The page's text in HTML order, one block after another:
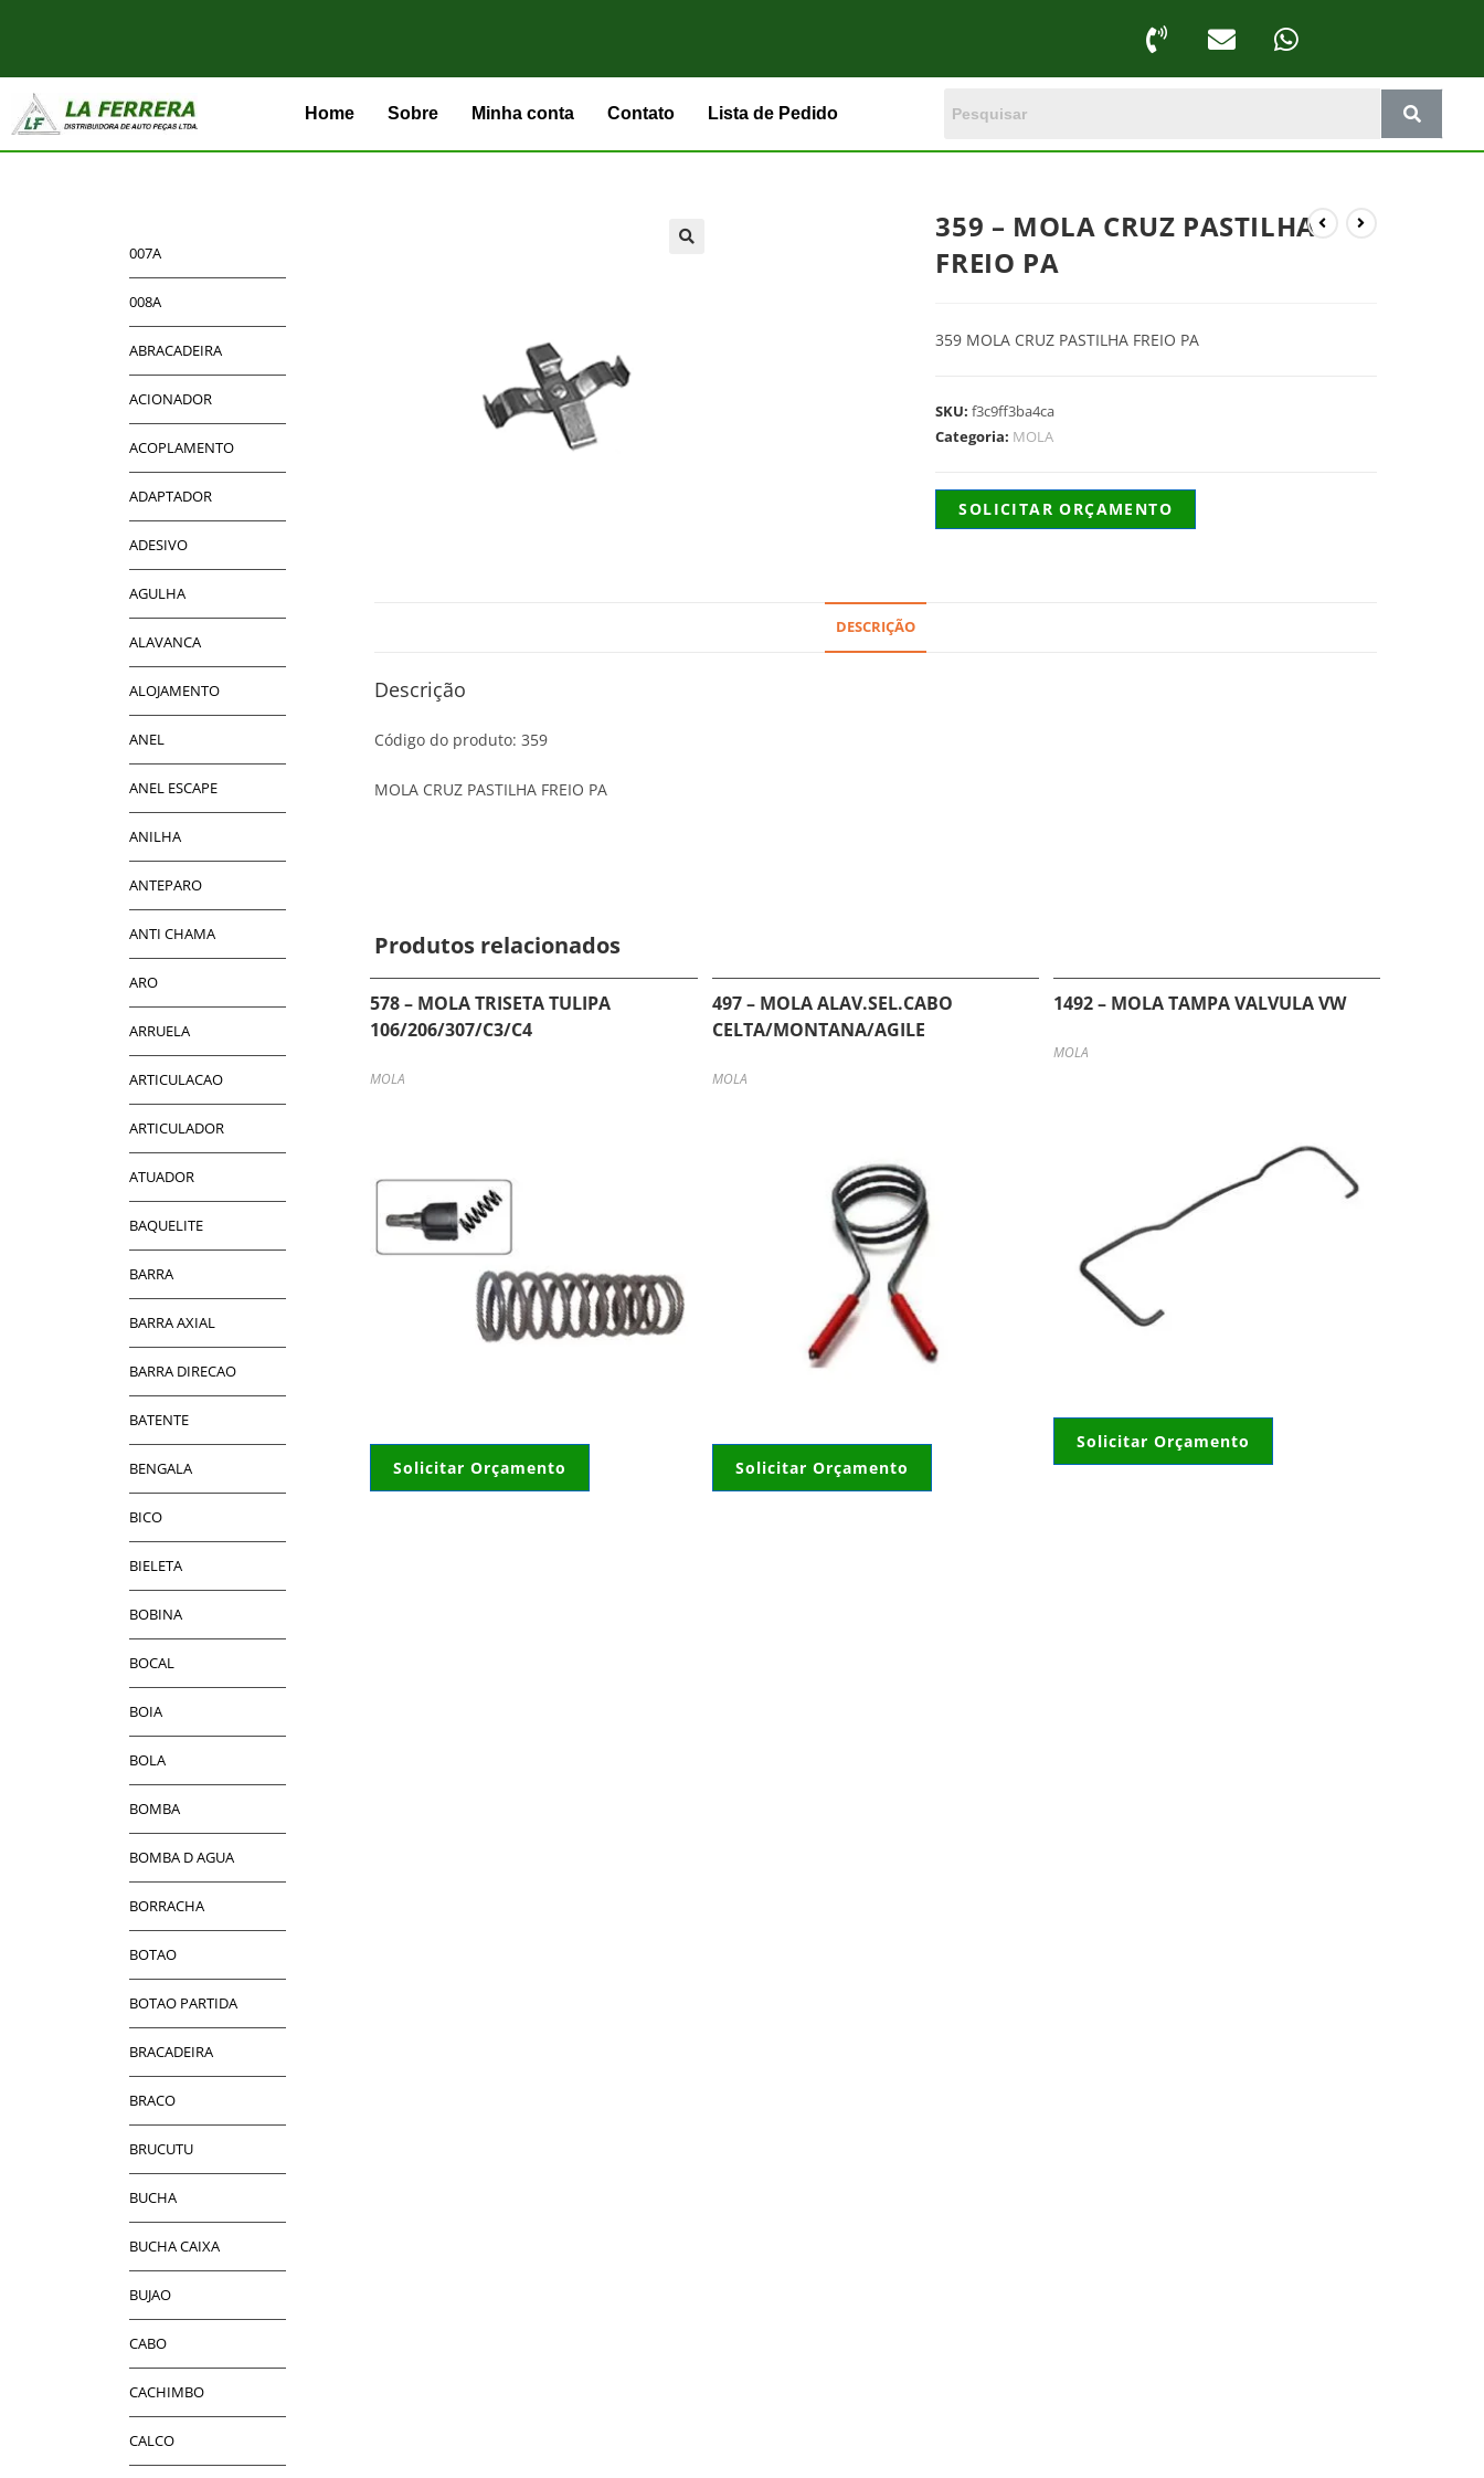
Home Sobre Minha conta Contato Lista de Pedido
359 – MOLA CRUZ PASTILHA
FREIO PA
359 MOLA CRUZ PASTILHA FREIO PA
SKU:f3c9ff3ba4ca
Categoria: MOLA
SOLICITAR ORÇAMENTO
DESCRIÇÃO
Descrição
Código do produto: 359
MOLA CRUZ PASTILHA FREIO PA
Produtos relacionados
578 – MOLA TRISETA TULIPA
106/206/307/C3/C4
MOLA
Solicitar Orçamento
497 – MOLA ALAV.SEL.CABO
CELTA/MONTANA/AGILE
MOLA
Solicitar Orçamento
1492 – MOLA TAMPA VALVULA VW
MOLA
Solicitar Orçamento
007A
008A
ABRACADEIRA
ACIONADOR
ACOPLAMENTO
ADAPTADOR
ADESIVO
AGULHA
ALAVANCA
ALOJAMENTO
ANEL
ANEL ESCAPE
ANILHA
ANTEPARO
ANTI CHAMA
ARO
ARRUELA
ARTICULACAO
ARTICULADOR
ATUADOR
BAQUELITE
BARRA
BARRA AXIAL
BARRA DIRECAO
BATENTE
BENGALA
BICO
BIELETA
BOBINA
BOCAL
BOIA
BOLA
BOMBA
BOMBA D AGUA
BORRACHA
BOTAO
BOTAO PARTIDA
BRACADEIRA
BRACO
BRUCUTU
BUCHA
BUCHA CAIXA
BUJAO
CABO
CACHIMBO
CALCO